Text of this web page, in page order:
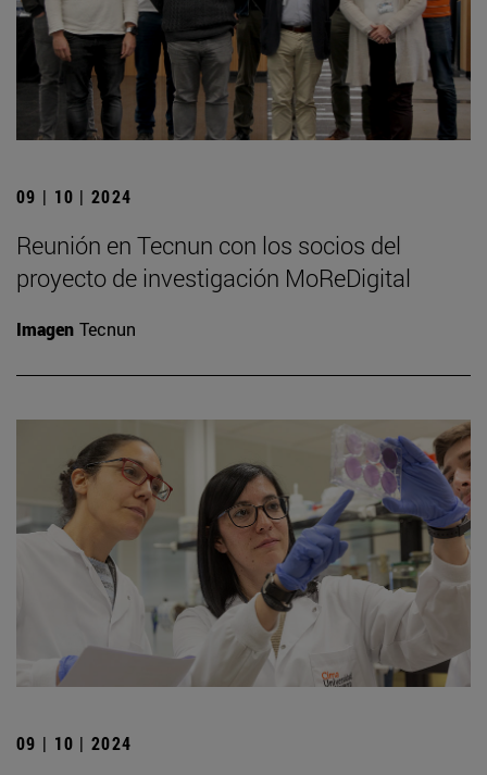
09 | 10 | 2024
Reunión en Tecnun con los socios del
proyecto de investigación MoReDigital
Imagen Tecnun
09 | 10 | 2024